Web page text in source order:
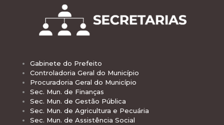
Gabinete do Prefeito
Controladoria Geral do Município
Procuradoria Geral do Município
Sec. Mun. de Finanças
Sec. Mun. de Gestão Pública
Sec. Mun. de Agricultura e Pecuária
Sec. Mun. de Assistência Social